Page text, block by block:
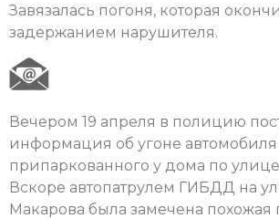
Завязалась погоня, которая
задержанием нарушителя.
Вечером 19 апреля в полицию
информация об угоне автомобиля
припаркованного у дома по
Вскоре автопатрулем ГИБДД на
Макарова была замечена